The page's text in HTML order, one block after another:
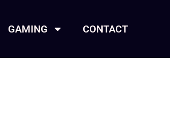
GAMING CONTACT